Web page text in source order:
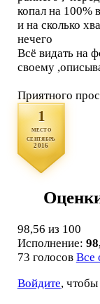
копал на 100%
и на сколько
нечего
Всё видать на
своему
Приятного
1
место
сентябрь
2016
98,56 из 100
Исполнение:
73 голосов Все
Войдите, чтобы